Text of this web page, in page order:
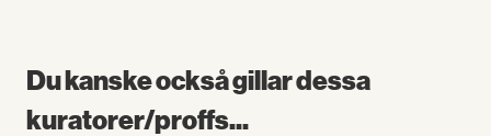
Du kanske också gillar dessa
kuratorer/proffs...